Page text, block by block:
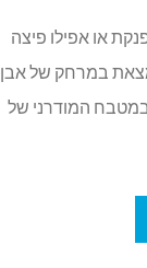
או אפילו פיצה
במרחק של אבן
המודרני של